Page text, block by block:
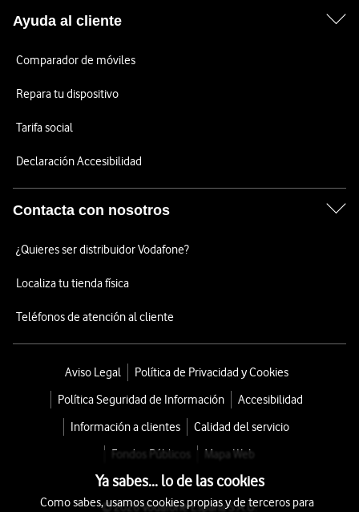
Ayuda al cliente
Comparador de móviles
Repara tu dispositivo
Tarifa social
Declaración Accesibilidad
Contacta con nosotros
¿Quieres ser distribuidor Vodafone?
Localiza tu tienda física
Teléfonos de atención al cliente
Aviso Legal
Política de Privacidad y Cookies
Política Seguridad de Información
Accesibilidad
Información a clientes
Calidad del servicio
Fondos Públicos
Mapa Web
© 2026 Vodafone España S.A.U.
Ya sabes... lo de las cookies
Como sabes, usamos cookies propias y de terceros para